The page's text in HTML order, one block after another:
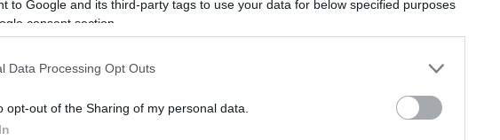
to Google and its third-party tags to use your data for below specified purposes
consent section.
Data Processing Opt Outs
opt-out of the Sharing of my personal data.
című színpadi játéka és Marschalkó Zsolt
szóló előadás is műsoron lesz: a Balkáni gerle, a
a Rózsa story, Háy János: Nehéz című drámája, a
Eperjes Károly pódiumestje, Az igazat